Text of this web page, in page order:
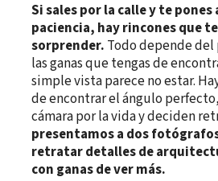
Si sales por la calle y te pones
paciencia, hay rincones que
sorprender. Todo depende
las ganas que tengas de
simple vista parece no estar.
de encontrar el ángulo
cámara por la vida y deciden
presentamos a dos
retratar detalles de
con ganas de ver más.